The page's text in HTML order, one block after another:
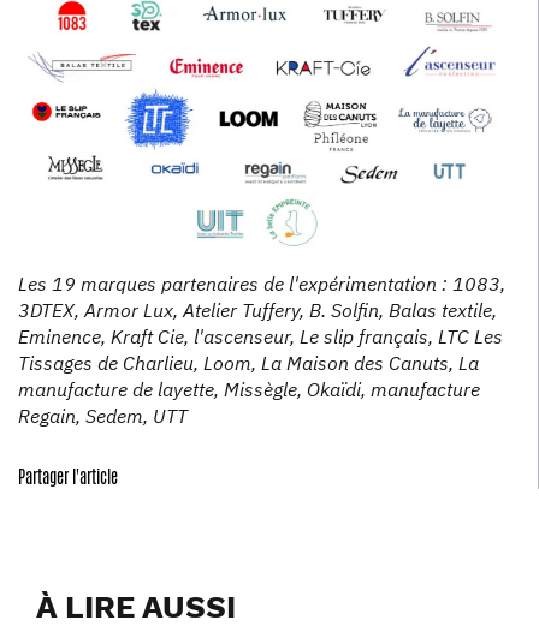
Les 19 marques partenaires de l'expérimentation : 1083,
3DTEX, Armor Lux, Atelier Tuffery, B. Solfin, Balas textile,
Eminence, Kraft Cie, l'ascenseur, Le slip français, LTC Les
Tissages de Charlieu, Loom, La Maison des Canuts, La
manufacture de layette, Missègle, Okaïdi, manufacture
Regain, Sedem, UTT
Partager l'article
À LIRE AUSSI